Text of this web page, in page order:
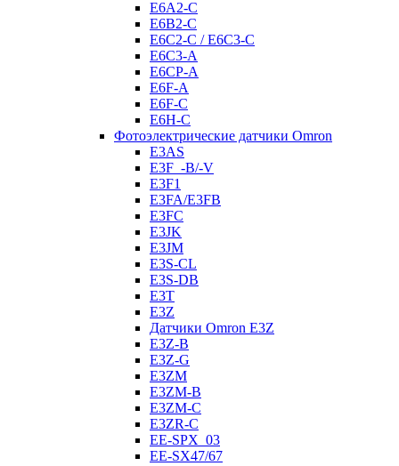
E6A2-C
E6B2-C
E6C2-C / E6C3-C
E6C3-A
E6CP-A
E6F-A
E6F-C
E6H-C
Фотоэлектрические датчики Omron
E3AS
E3F_-B/-V
E3F1
E3FA/E3FB
E3FC
E3JK
E3JM
E3S-CL
E3S-DB
E3T
E3Z
Датчики Omron E3Z
E3Z-B
E3Z-G
E3ZM
E3ZM-B
E3ZM-C
E3ZR-C
EE-SPX_03
EE-SX47/67